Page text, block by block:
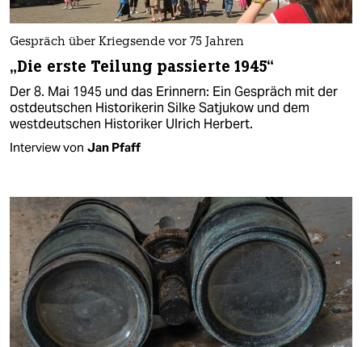
Gespräch über Kriegsende vor 75 Jahren
„Die erste Teilung passierte 1945“
Der 8. Mai 1945 und das Erinnern: Ein Gespräch mit der
ostdeutschen Historikerin Silke Satjukow und dem
westdeutschen Historiker Ulrich Herbert.
Interview von Jan Pfaff